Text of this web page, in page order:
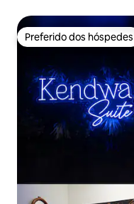
Preferido dos hóspedes
Preferido dos hóspedes